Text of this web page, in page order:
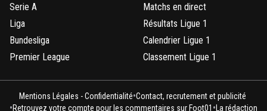
Serie A
Liga
Bundesliga
Premier League
Matchs en direct
Résultats Ligue 1
Calendrier Ligue 1
Classement Ligue 1
Mentions Légales - Confidentialité•Contact, recrutement et publicité
•Retrouvez votre compte pour les commentaires sur Foot01 • La rédaction